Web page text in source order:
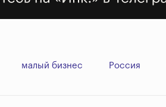
малый бизнес Россия